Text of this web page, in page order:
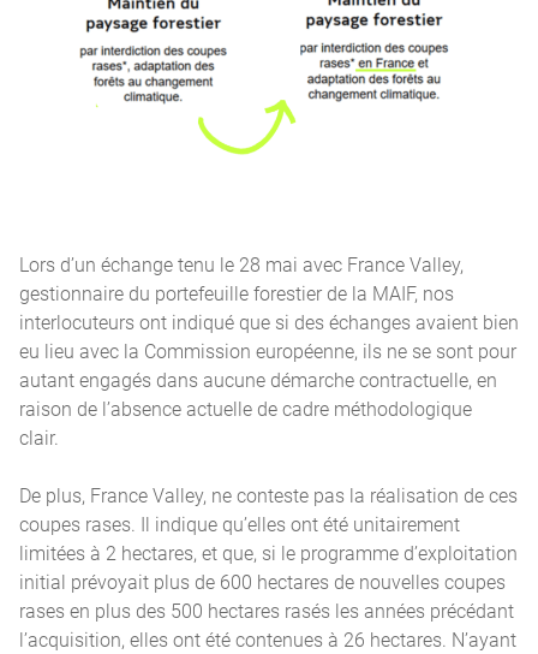
Lors d’un échange tenu le 28 mai avec France Valley,
gestionnaire du portefeuille forestier de la MAIF, nos
interlocuteurs ont indiqué que si des échanges avaient bien
eu lieu avec la Commission européenne, ils ne se sont pour
autant engagés dans aucune démarche contractuelle, en
raison de l’absence actuelle de cadre méthodologique
clair.
De plus, France Valley, ne conteste pas la réalisation de ces
coupes rases. Il indique qu’elles ont été unitairement
limitées à 2 hectares, et que, si le programme d’exploitation
initial prévoyait plus de 600 hectares de nouvelles coupes
rases en plus des 500 hectares rasés les années précédant
l’acquisition, elles ont été contenues à 26 hectares. N’ayant